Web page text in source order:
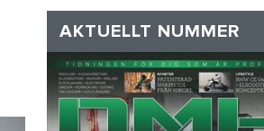
AKTUELLT NUMMER